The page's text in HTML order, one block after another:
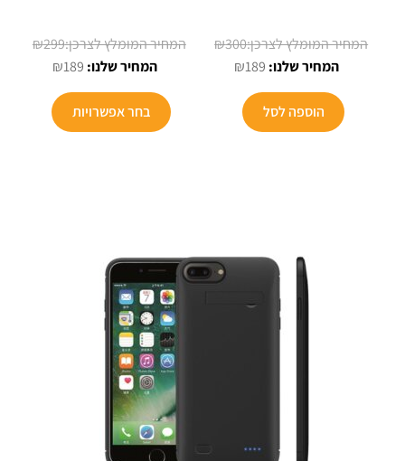
₪300 המחיר
₪189 המחיר
הוספה לסל
₪299
₪189
הוא:
בחר אפשרויות